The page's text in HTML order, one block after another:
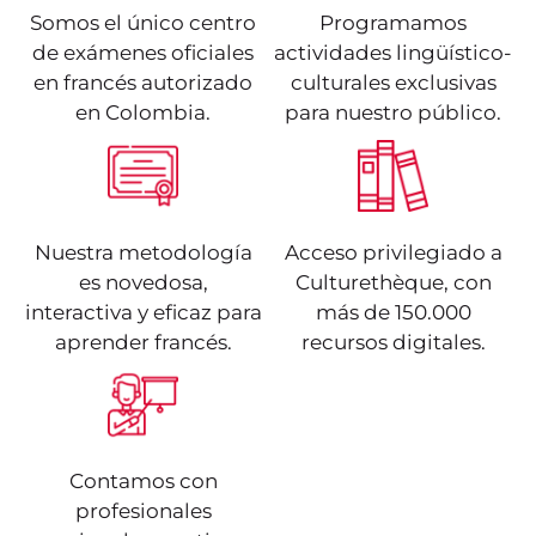
Somos el único centro
de exámenes oficiales
en francés autorizado
en Colombia.
Programamos
actividades lingüístico-
culturales exclusivas
para nuestro público.
Nuestra metodología
es novedosa,
interactiva y eficaz para
aprender francés.
Acceso privilegiado a
Culturethèque, con
más de 150.000
recursos digitales.
Contamos con
profesionales